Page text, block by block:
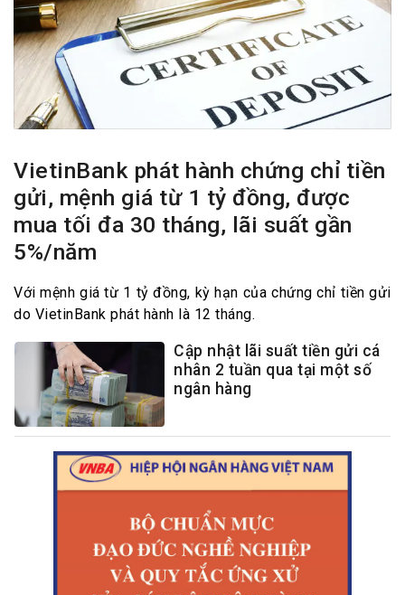
VietinBank phát hành chứng chỉ tiền
gửi, mệnh giá từ 1 tỷ đồng, được
mua tối đa 30 tháng, lãi suất gần
5%/năm
Với mệnh giá từ 1 tỷ đồng, kỳ hạn của chứng chỉ tiền gửi
do VietinBank phát hành là 12 tháng.
Cập nhật lãi suất tiền gửi cá
nhân 2 tuần qua tại một số
ngân hàng